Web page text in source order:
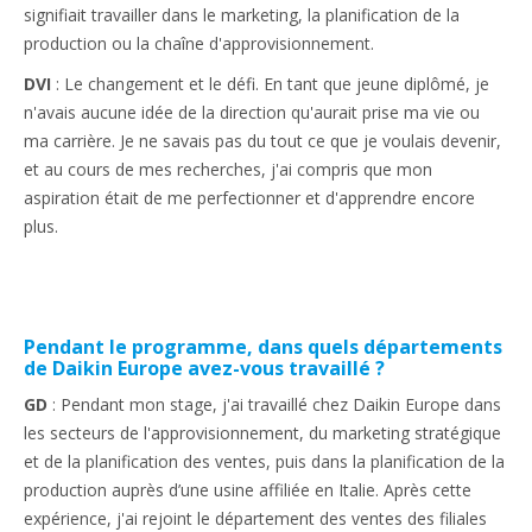
signifiait travailler dans le marketing, la planification de la
production ou la chaîne d'approvisionnement.
DVI : Le changement et le défi. En tant que jeune diplômé, je
n'avais aucune idée de la direction qu'aurait prise ma vie ou
ma carrière. Je ne savais pas du tout ce que je voulais devenir,
et au cours de mes recherches, j'ai compris que mon
aspiration était de me perfectionner et d'apprendre encore
plus.
Pendant le programme, dans quels départements
de Daikin Europe avez-vous travaillé ?
GD : Pendant mon stage, j'ai travaillé chez Daikin Europe dans
les secteurs de l'approvisionnement, du marketing stratégique
et de la planification des ventes, puis dans la planification de la
production auprès d’une usine affiliée en Italie. Après cette
expérience, j'ai rejoint le département des ventes des filiales